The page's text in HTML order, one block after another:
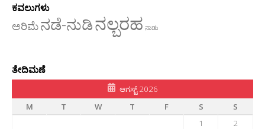
ಕವಲುಗಳು
ಅರಿಮೆನಡೆ-ನುಡಿನಲ್ಬರಹ ನಾಡು
ತೇದಿಮಣೆ
ಆಗಸ್ಟ್ 2026
M
T W T F S
S
1
2